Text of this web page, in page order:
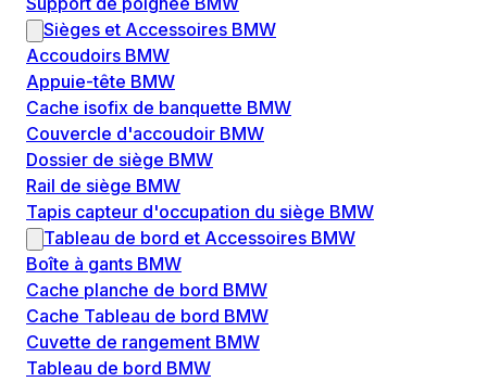
Sièges et Accessoires BMW
Accoudoirs BMW
Appuie-tête BMW
Cache isofix de banquette BMW
Couvercle d'accoudoir BMW
Dossier de siège BMW
Rail de siège BMW
Tapis capteur d'occupation du siège BMW
Tableau de bord et Accessoires BMW
Boîte à gants BMW
Cache planche de bord BMW
Cache Tableau de bord BMW
Cuvette de rangement BMW
Tableau de bord BMW